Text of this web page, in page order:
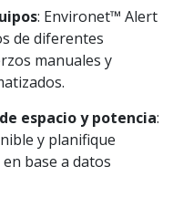
: Environet™ Alert
de diferentes
manuales y
espacio y potencia:
y planifique
base a datos